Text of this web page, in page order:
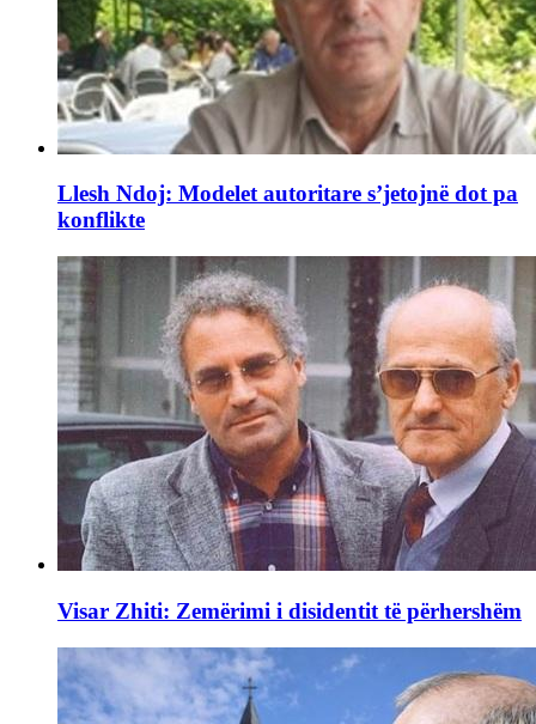
Llesh Ndoj: Modelet autoritare s’jetojnë dot pa
konflikte
Visar Zhiti: Zemërimi i disidentit të përhershëm